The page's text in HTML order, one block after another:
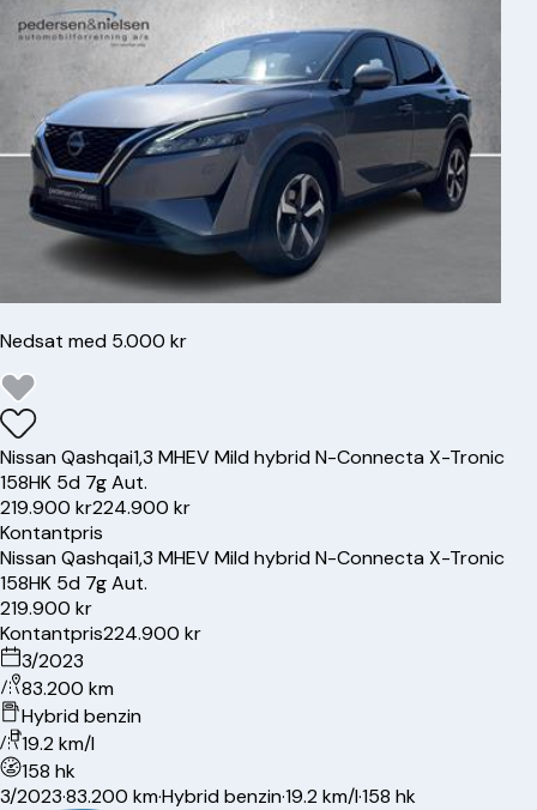
Nedsat med 5.000 kr
NissanQashqai1,3 MHEV Mild hybrid N-Connecta X-Tronic
158HK 5d 7g Aut.
219.900 kr224.900 kr
Kontantpris
NissanQashqai1,3 MHEV Mild hybrid N-Connecta X-Tronic
158HK 5d 7g Aut.
219.900 kr
Kontantpris224.900 kr
3/2023
83.200 km
Hybrid benzin
19.2 km/l
158 hk
3/2023·83.200 km·Hybrid benzin·19.2 km/l·158 hk